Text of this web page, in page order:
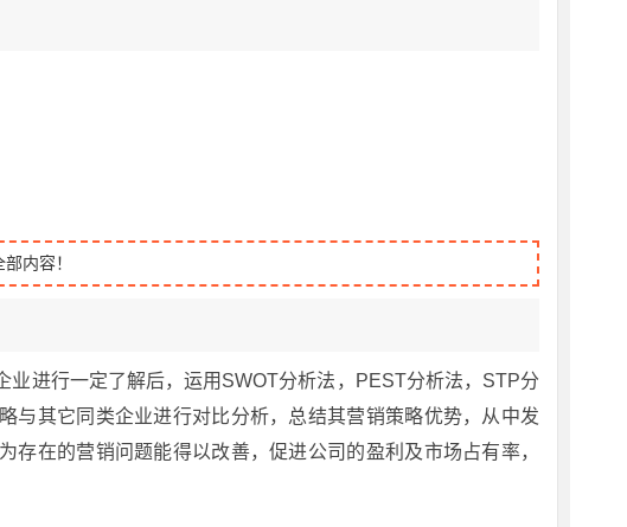
内容！
业进行一定了解后，运用SWOT分析法，PEST分析法，STP分
与其它同类企业进行对比分析，总结其营销策略优势，从中发
存在的营销问题能得以改善，促进公司的盈利及市场占有率，